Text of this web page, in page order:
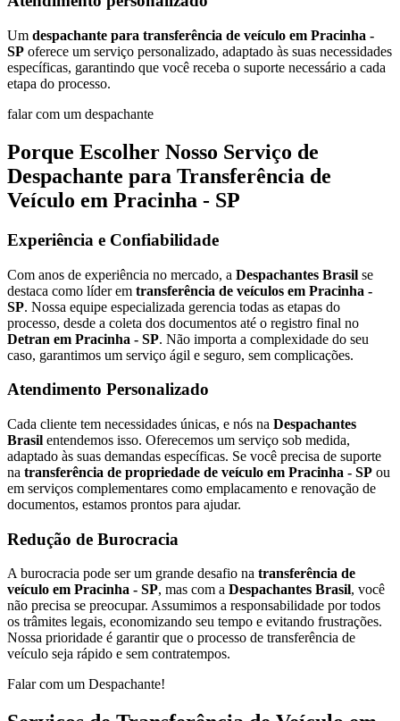
Um despachante para transferência de veículo em Pracinha -
SP oferece um serviço personalizado, adaptado às suas necessidades
específicas, garantindo que você receba o suporte necessário a cada
etapa do processo.
falar com um despachante
Porque Escolher Nosso Serviço de
Despachante para Transferência de
Veículo em Pracinha - SP
Experiência e Confiabilidade
Com anos de experiência no mercado, a Despachantes Brasil se
destaca como líder em transferência de veículos em Pracinha -
SP. Nossa equipe especializada gerencia todas as etapas do
processo, desde a coleta dos documentos até o registro final no
Detran em Pracinha - SP. Não importa a complexidade do seu
caso, garantimos um serviço ágil e seguro, sem complicações.
Atendimento Personalizado
Cada cliente tem necessidades únicas, e nós na Despachantes
Brasil entendemos isso. Oferecemos um serviço sob medida,
adaptado às suas demandas específicas. Se você precisa de suporte
na transferência de propriedade de veículo em Pracinha - SP ou
em serviços complementares como emplacamento e renovação de
documentos, estamos prontos para ajudar.
Redução de Burocracia
A burocracia pode ser um grande desafio na transferência de
veículo em Pracinha - SP, mas com a Despachantes Brasil, você
não precisa se preocupar. Assumimos a responsabilidade por todos
os trâmites legais, economizando seu tempo e evitando frustrações.
Nossa prioridade é garantir que o processo de transferência de
veículo seja rápido e sem contratempos.
Falar com um Despachante!